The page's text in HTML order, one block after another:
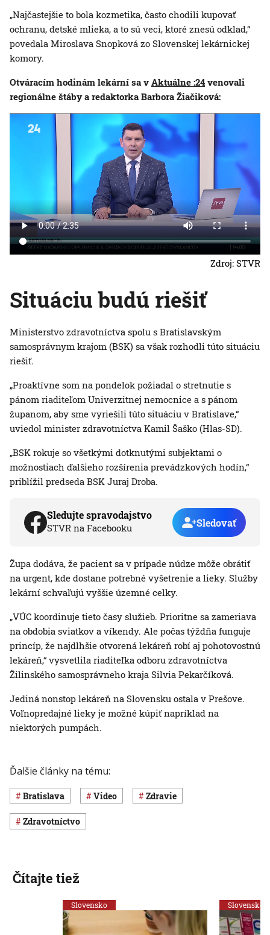
„Najčastejšie to bola kozmetika, často chodili kupovať
ochranu, detské mlieka, a to sú veci, ktoré znesú odklad,“
povedala Miroslava Snopková zo Slovenskej lekárnickej
komory.
Otváracím hodinám lekární sa v Aktuálne :24 venovali
regionálne štáby a redaktorka Barbora Žiačiková:
Zdroj: STVR
Situáciu budú riešiť
Ministerstvo zdravotníctva spolu s Bratislavským
samosprávnym krajom (BSK) sa však rozhodli túto situáciu
riešiť.
„Proaktívne som na pondelok požiadal o stretnutie s
pánom riaditeľom Univerzitnej nemocnice a s pánom
županom, aby sme vyriešili túto situáciu v Bratislave,“
uviedol minister zdravotníctva Kamil Šaško (Hlas-SD).
„BSK rokuje so všetkými dotknutými subjektami o
možnostiach ďalšieho rozšírenia prevádzkových hodín,“
priblížil predseda BSK Juraj Droba.
Sledujte spravodajstvo
STVR na Facebooku Sledovať
Župa dodáva, že pacient sa v prípade núdze môže obrátiť
na urgent, kde dostane potrebné vyšetrenie a lieky. Služby
lekární schvaľujú vyššie územné celky.
„VÚC koordinuje tieto časy služieb. Prioritne sa zameriava
na obdobia sviatkov a víkendy. Ale počas týždňa funguje
princíp, že najdlhšie otvorená lekáreň robí aj pohotovostnú
lekáreň,“ vysvetlila riaditeľka odboru zdravotníctva
Žilinského samosprávneho kraja Silvia Pekarčíková.
Jediná nonstop lekáreň na Slovensku ostala v Prešove.
Voľnopredajné lieky je možné kúpiť napríklad na
niektorých pumpách.
Ďalšie články na tému:
Bratislava Video Zdravie
Zdravotníctvo
Čítajte tiež
Slovensko Slovensko